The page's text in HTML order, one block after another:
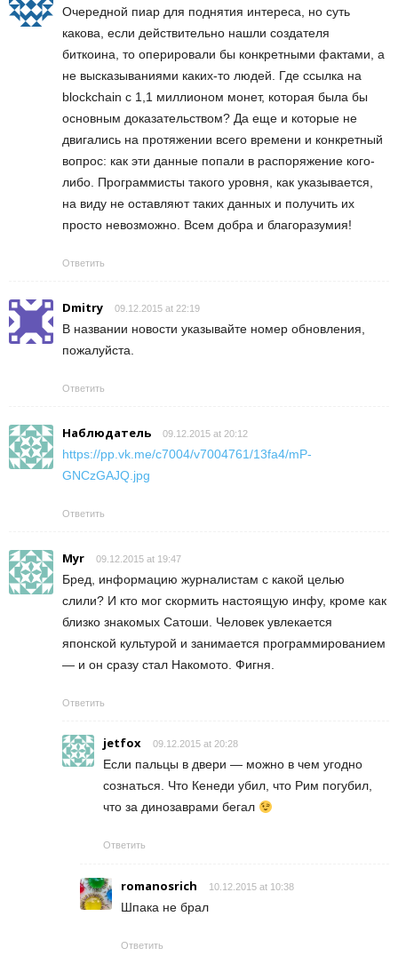
Очередной пиар для поднятия интереса, но суть
какова, если действительно нашли создателя
биткоина, то оперировали бы конкретными фактами, а
не высказываниями каких-то людей. Где ссылка на
blockchain с 1,1 миллионом монет, которая была бы
основным доказательством? Да еще и которые не
двигались на протяжении всего времени и конкретный
вопрос: как эти данные попали в распоряжение кого-
либо. Программисты такого уровня, как указывается,
на виду не оставляют таких данных и получить их
просто невозможно. Всем добра и благоразумия!
Ответить
Dmitry 09.12.2015 at 22:19
В названии новости указывайте номер обновления,
пожалуйста.
Ответить
Наблюдатель 09.12.2015 at 20:12
https://pp.vk.me/c7004/v7004761/13fa4/mP-
GNCzGAJQ.jpg
Ответить
Myr 09.12.2015 at 19:47
Бред, информацию журналистам с какой целью
слили? И кто мог скормить настоящую инфу, кроме как
близко знакомых Сатоши. Человек увлекается
японской культурой и занимается программированием
— и он сразу стал Накомото. Фигня.
Ответить
jetfox 09.12.2015 at 20:28
Если пальцы в двери — можно в чем угодно
сознаться. Что Кенеди убил, что Рим погубил,
что за динозаврами бегал
Ответить
romanosrich 10.12.2015 at 10:38
Шпака не брал
Ответить